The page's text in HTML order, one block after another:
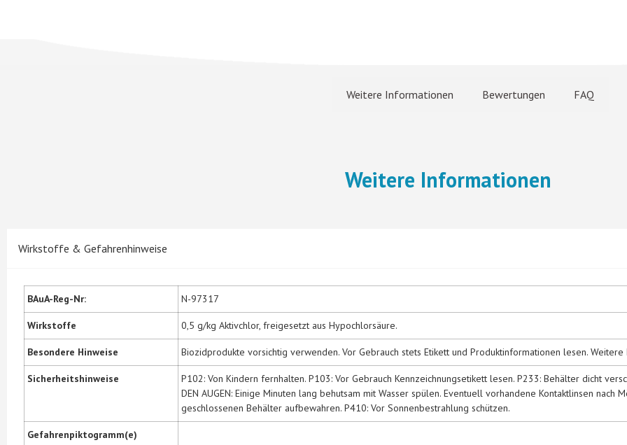
Weitere Informationen Bewertungen FAQ
Weitere Informationen
Wirkstoffe & Gefahrenhinweise
BAuA-Reg-Nr: N-97317
Wirkstoffe 0,5 g/kg Aktivchlor, freigesetzt aus Hypochlorsäure.
Besondere Hinweise Biozidprodukte vorsichtig verwenden. Vor Gebrauch stets Etikett und Produktinformationen lesen.
Sicherheitshinweise
P102: Von Kindern fernhalten. P103: Vor Gebrauch Kennzeichnungsetikett lesen. P233: Behälter dicht
DEN AUGEN: Einige Minuten lang behutsam mit Wasser spülen. Eventuell vorhandene Kontaktlinsen nach
geschlossenen Behälter aufbewahren. P410: Vor Sonnenbestrahlung schützen.
Gefahrenpiktogramm(e)